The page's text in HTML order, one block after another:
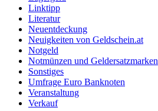
Linktipp
Literatur
Neuentdeckung
Neuigkeiten von Geldschein.at
Notgeld
Notmünzen und Geldersatzmarken
Sonstiges
Umfrage Euro Banknoten
Veranstaltung
Verkauf